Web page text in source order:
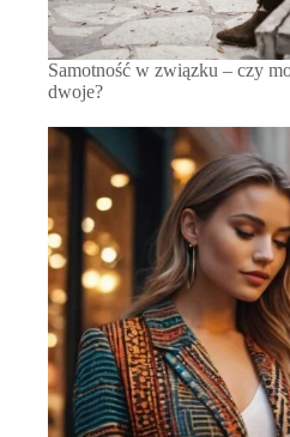
Samotność w związku – czy
dwoje?